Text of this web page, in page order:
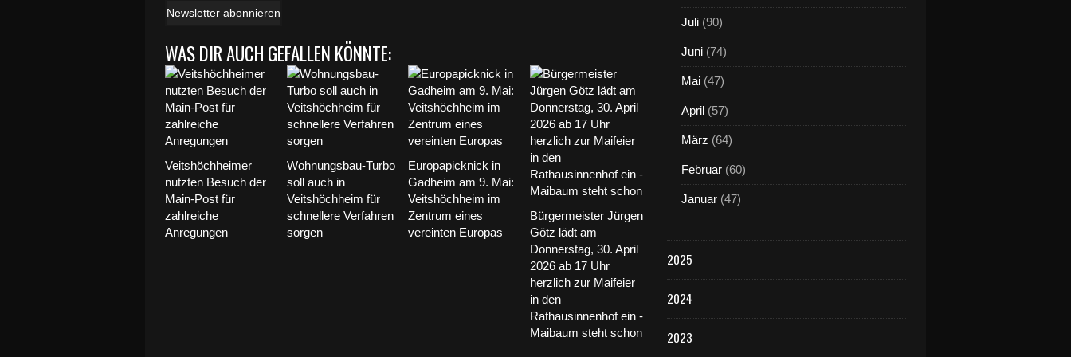
r
Newsletter abonnieren
WAS DIR AUCH GEFALLEN KÖNNTE:
Veitshöchheimer
nutzten Besuch der
Main-Post für
zahlreiche
Anregungen
Wohnungsbau-Turbo
soll auch in
Veitshöchheim für
schnellere Verfahren
sorgen
Europapicknick in
Gadheim am 9. Mai:
Veitshöchheim im
Zentrum eines
vereinten Europas
Bürgermeister Jürgen
Götz lädt am
Donnerstag, 30. April
2026 ab 17 Uhr
herzlich zur Maifeier
in den
Rathausinnenhof ein -
Maibaum steht schon
Juli (90)
Juni (74)
Mai (47)
April (57)
März (64)
Februar (60)
Januar (47)
2025
2024
2023